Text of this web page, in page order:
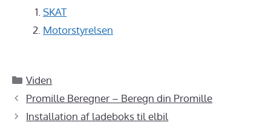
SKAT
Motorstyrelsen
Kategorier
Viden
Promille Beregner – Beregn din Promille
Installation af ladeboks til elbil